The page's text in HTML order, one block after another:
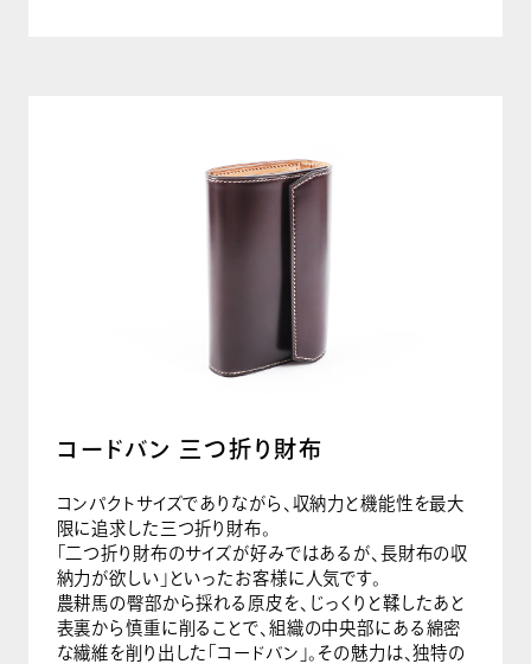
コードバン 三つ折り財布
コンパクトサイズでありながら、収納力と機能性を最大
限に追求した三つ折り財布。
「二つ折り財布のサイズが好みではあるが、長財布の収
納力が欲しい」といったお客様に人気です。
農耕馬の臀部から採れる原皮を、じっくりと鞣したあと
表裏から慎重に削ることで、組織の中央部にある綿密
な繊維を削り出した「コードバン」。その魅力は、独特の